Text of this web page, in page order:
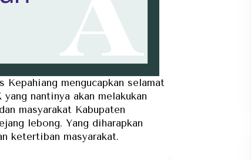
Kepahiang mengucapkan selamat
nantinya akan melakukan
masyarakat Kabupaten
lebong. Yang diharapkan
ketertiban masyarakat.